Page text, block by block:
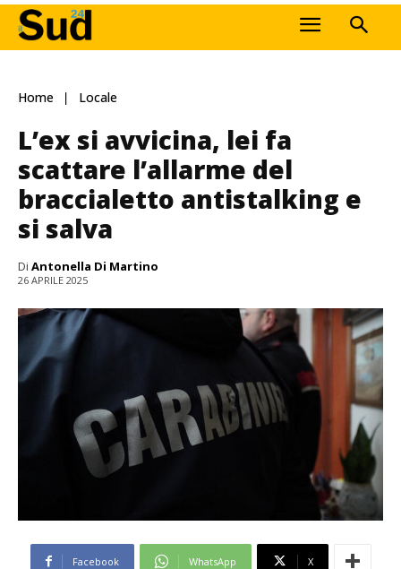
Home Locale
L’ex si avvicina, lei fa
scattare l’allarme del
braccialetto antistalking e
si salva
Di Antonella Di Martino
26 APRILE 2025
Facebook WhatsApp X